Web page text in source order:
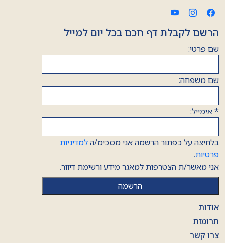
הרשם לקבלת דף חכם בכל יום למייל
שם פרטי:
שם משפחה:
*אימייל:
בלחיצה על כפתור הרשמה אני מסכימ/הלמדיניות
פרטיות.
אני מאשר/ת הצטרפות למאגר מידע ורשימת דיוור.
אודות
תרומות
צרו קשר